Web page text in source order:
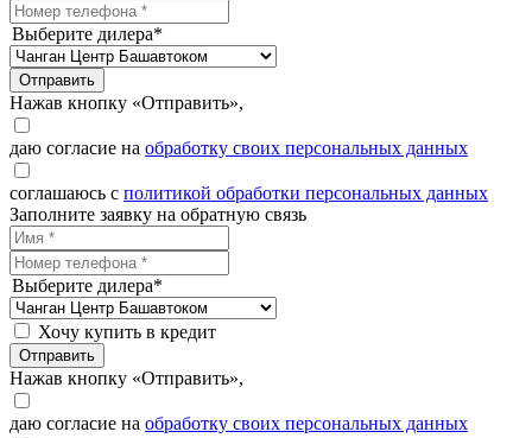
Выберите дилера*
Отправить
Нажав кнопку «Отправить»,
даю согласие на обработку своих персональных данных
соглашаюсь с политикой обработки персональных данных
Заполните заявку на обратную связь
Выберите дилера*
Хочу купить в кредит
Отправить
Нажав кнопку «Отправить»,
даю согласие на обработку своих персональных данных